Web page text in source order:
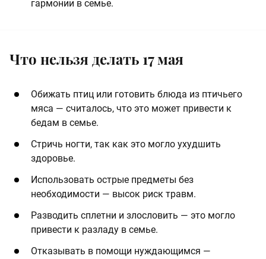
гармонии в семье.
Что нельзя делать 17 мая
Обижать птиц или готовить блюда из птичьего
мяса — считалось, что это может привести к
бедам в семье.
Стричь ногти, так как это могло ухудшить
здоровье.
Использовать острые предметы без
необходимости — высок риск травм.
Разводить сплетни и злословить — это могло
привести к разладу в семье.
Отказывать в помощи нуждающимся —